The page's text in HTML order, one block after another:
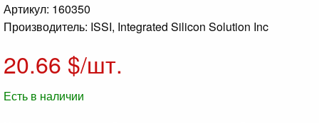
Артикул: 160350
Производитель: ISSI, Integrated Silicon Solution Inc
20.66 $/шт.
Есть в наличии